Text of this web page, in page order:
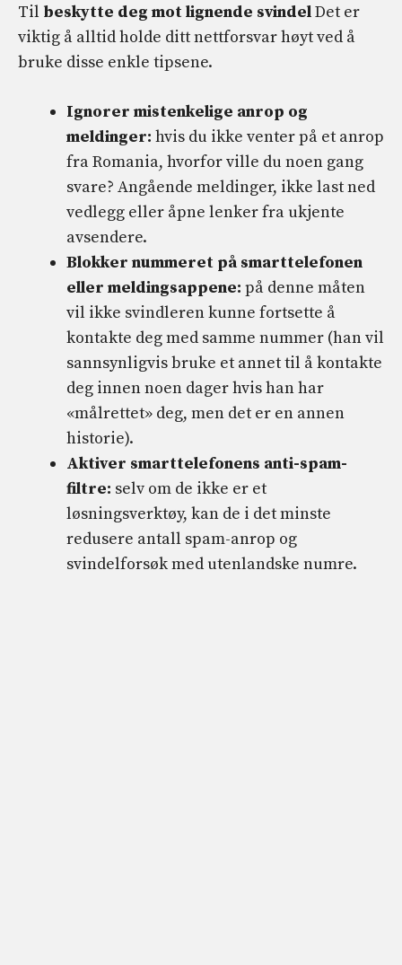
Til beskytte deg mot lignende svindelDet er
viktig å alltid holde ditt nettforsvar høyt ved å
bruke disse enkle tipsene.
Ignorer mistenkelige anrop og
meldinger: hvis du ikke venter på et anrop
fra Romania, hvorfor ville du noen gang
svare? Angående meldinger, ikke last ned
vedlegg eller åpne lenker fra ukjente
avsendere.
Blokker nummeret på smarttelefonen
eller meldingsappene: på denne måten
vil ikke svindleren kunne fortsette å
kontakte deg med samme nummer (han vil
sannsynligvis bruke et annet til å kontakte
deg innen noen dager hvis han har
«målrettet» deg, men det er en annen
historie).
Aktiver smarttelefonens anti-spam-
filtre: selv om de ikke er et
løsningsverktøy, kan de i det minste
redusere antall spam-anrop og
svindelforsøk med utenlandske numre.